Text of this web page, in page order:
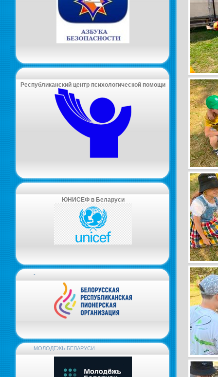
Республиканский центр психологической помощи
ЮНИСЕФ в Беларуси
-
МОЛОДЕЖЬ БЕЛАРУСИ